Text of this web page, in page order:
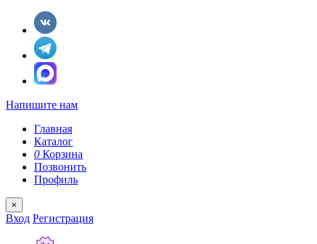
Напишите нам
Главная
Каталог
0 Корзина
Позвонить
Профиль
×
Вход Регистрация